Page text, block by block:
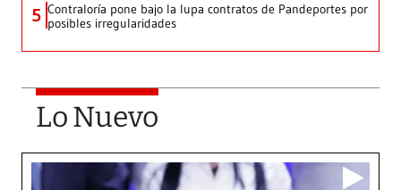
5 Contraloría pone bajo la lupa contratos de Pandeportes por
posibles irregularidades
Lo Nuevo